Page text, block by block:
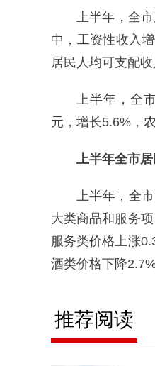
上半年，全
中，工资性收入
居民人均可支配
上半年，全
元，增长5.6%，
上半年全市居
上半年，全
大类商品和服务
服务类价格上涨
酒类价格下降
推荐阅读